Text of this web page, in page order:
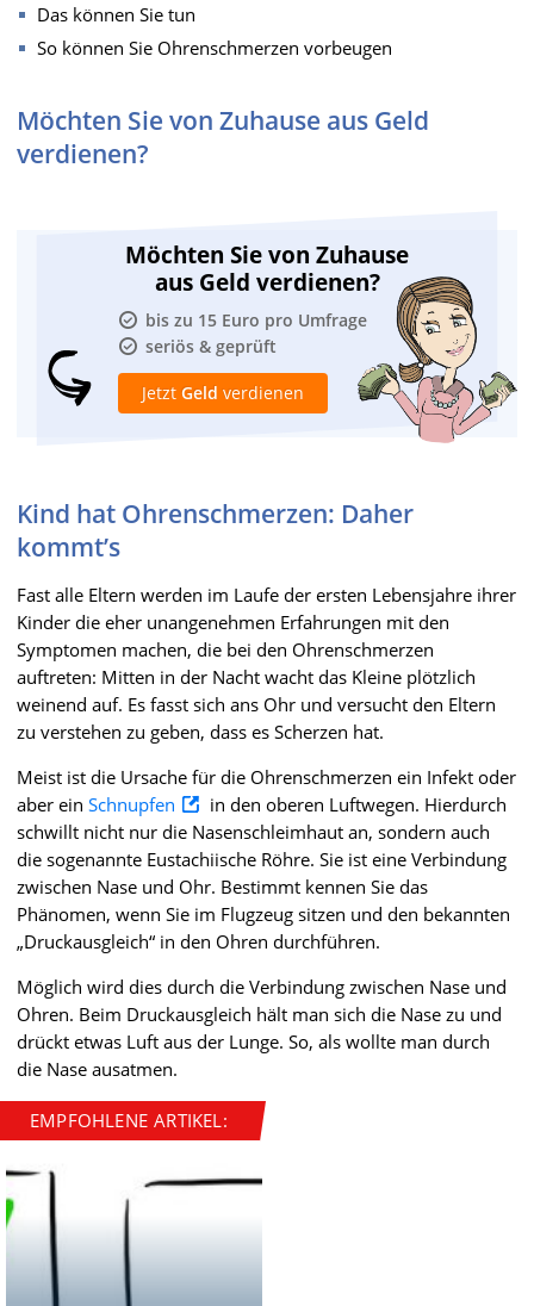
Das können Sie tun
So können Sie Ohrenschmerzen vorbeugen
Möchten Sie von Zuhause aus Geld
verdienen?
Möchten Sie von Zuhause
aus Geld verdienen?
bis zu 15 Euro pro Umfrage
seriös & geprüft
Jetzt Geld verdienen
Kind hat Ohrenschmerzen: Daher
kommt’s
Fast alle Eltern werden im Laufe der ersten Lebensjahre ihrer
Kinder die eher unangenehmen Erfahrungen mit den
Symptomen machen, die bei den Ohrenschmerzen
auftreten: Mitten in der Nacht wacht das Kleine plötzlich
weinend auf. Es fasst sich ans Ohr und versucht den Eltern
zu verstehen zu geben, dass es Scherzen hat.
Meist ist die Ursache für die Ohrenschmerzen ein Infekt oder
aber ein Schnupfen
in den oberen Luftwegen. Hierdurch
schwillt nicht nur die Nasenschleimhaut an, sondern auch
die sogenannte Eustachiische Röhre. Sie ist eine Verbindung
zwischen Nase und Ohr. Bestimmt kennen Sie das
Phänomen, wenn Sie im Flugzeug sitzen und den bekannten
„Druckausgleich“ in den Ohren durchführen.
Möglich wird dies durch die Verbindung zwischen Nase und
Ohren. Beim Druckausgleich hält man sich die Nase zu und
drückt etwas Luft aus der Lunge. So, als wollte man durch
die Nase ausatmen.
EMPFOHLENE ARTIKEL: